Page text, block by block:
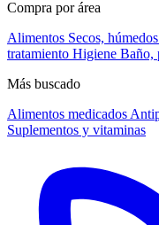
Compra por área
Alimentos Secos,
tratamiento Higiene Baño,
Más buscado
Alimentos medicados
Suplementos y vitaminas